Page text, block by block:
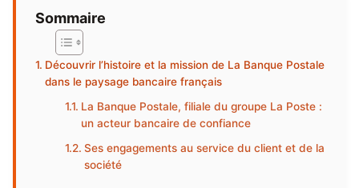
Sommaire
Découvrir l’histoire et la mission de La Banque Postale
dans le paysage bancaire français
La Banque Postale, filiale du groupe La Poste :
un acteur bancaire de confiance
Ses engagements au service du client et de la
société